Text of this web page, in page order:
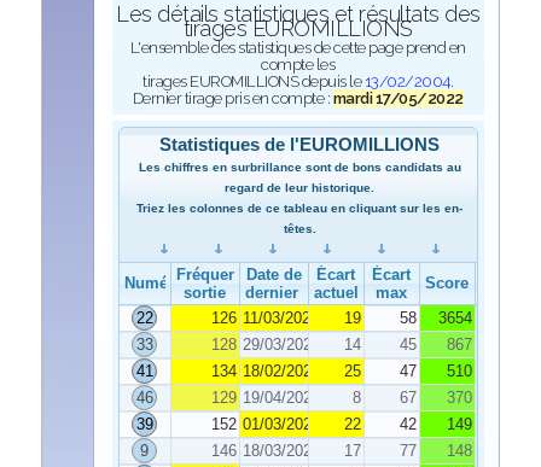
Les détails statistiques et résultats des
tirages EUROMILLIONS
L'ensemble des statistiques de cette page prend en
compte les
tirages EUROMILLIONS depuis le 13/02/2004.
Dernier tirage pris en compte : mardi 17/05/2022
Statistiques de l'EUROMILLIONS
Les chiffres en surbrillance sont de bons candidats au
regard de leur historique.
Triez les colonnes de ce tableau en cliquant sur les en-
têtes.
NuméroFréquence de
sortie
Date de
dernier tirage
Écart
actuel
Écart
max
Score
22
126 11/03/2022 19 58
3654
33
128 29/03/2022 14 45
867
41
134 18/02/2022 25 47
510
46
129 19/04/2022 8 67
370
39
152 01/03/2022 22 42
149
9
146 18/03/2022 17 77
148